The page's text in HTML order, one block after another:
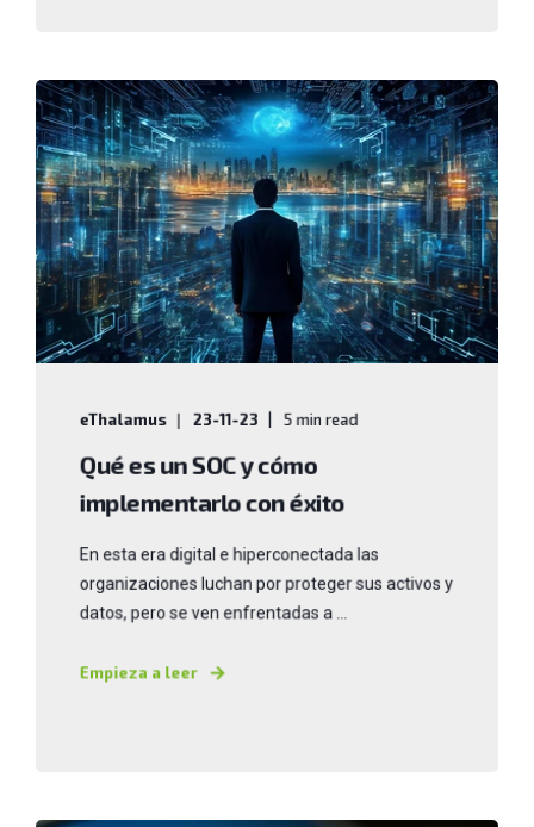
eThalamus 23-11-23 5 min read
Qué es un SOC y cómo
implementarlo con éxito
En esta era digital e hiperconectada las
organizaciones luchan por proteger sus activos y
datos, pero se ven enfrentadas a ...
Empieza a leer